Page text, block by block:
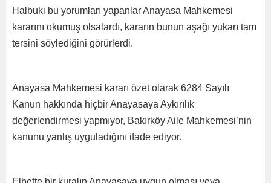
Halbuki bu yorumları yapanlar Anayasa Mahkemesi
kararını okumuş olsalardı, kararın bunun aşağı yukarı tam
tersini söylediğini görürlerdi.
Anayasa Mahkemesi kararı özet olarak 6284 Sayılı
Kanun hakkında hiçbir Anayasaya Aykırılık
değerlendirmesi yapmıyor, Bakırköy Aile Mahkemesi’nin
kanunu yanlış uyguladığını ifade ediyor.